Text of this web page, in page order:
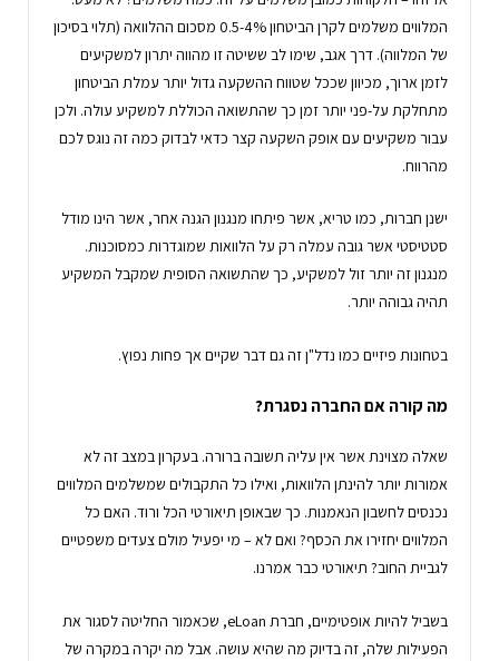
המלווים משלמים לקרן הביטחון 0.5-4% מסכום ההלוואה (תלוי בסיכון
של המלווה). דרך אגב, שימו לב ששיטה זו מהווה יתרון למשקיעים
לזמן ארוך, מכיוון שככל שטווח ההשקעה גדול יותר עמלת הביטחון
מתחלקת על-פני יותר זמן כך שהתשואה הכוללת למשקיע עולה. ולכן
עבור משקיעים עם אופק השקעה קצר כדאי לבדוק כמה זה נוגס לכם
מהרווח.
ישנן חברות, כמו טריא, אשר פיתחו מנגנון הגנה אחר, אשר הינו מודל
סטטיסטי אשר גובה עמלה רק על הלוואות שמוגדרות כמסוכנות.
מנגנון זה יותר זול למשקיע, כך שהתשואה הסופית שמקבל המשקיע
תהיה גבוהה יותר.
בטחונות פיזיים כמו נדל"ן זה גם דבר שקיים אך פחות נפוץ.
מה קורה אם החברה נסגרת?
שאלה מצוינת אשר אין עליה תשובה ברורה. בעקרון במצב זה לא
אמורות יותר להינתן הלוואות, ואילו כל התקבולים שמשלמים המלווים
נכנסים לחשבון הנאמנות. כך שבאופן תיאורטי הכל ורוד. האם כל
המלווים יחזירו את הכסף? ואם לא – מי יפעיל מולם צעדים משפטיים
לגביית החוב? תיאורטי כבר אמרנו.
בשביל להיות אופטימיים, חברת eLoan, שכאמור החליטה לסגור את
הפעילות שלה, זה בדיוק מה שהיא עושה. אבל מה יקרה במקרה של